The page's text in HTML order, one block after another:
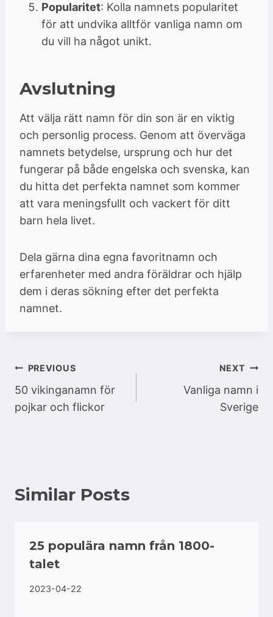
Popularitet: Kolla namnets popularitet
för att undvika alltför vanliga namn om
du vill ha något unikt.
Avslutning
Att välja rätt namn för din son är en viktig
och personlig process. Genom att överväga
namnets betydelse, ursprung och hur det
fungerar på både engelska och svenska, kan
du hitta det perfekta namnet som kommer
att vara meningsfullt och vackert för ditt
barn hela livet.
Dela gärna dina egna favoritnamn och
erfarenheter med andra föräldrar och hjälp
dem i deras sökning efter det perfekta
namnet.
Inläggsnavigering
PREVIOUS
50 vikinganamn för
pojkar och flickor
NEXT
Vanliga namn i
Sverige
Similar Posts
25 populära namn från 1800-
talet
2023-04-22